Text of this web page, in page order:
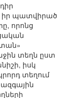
իր պատվիրած
որոնց
տեղն ըստ
իսկ
տեղում